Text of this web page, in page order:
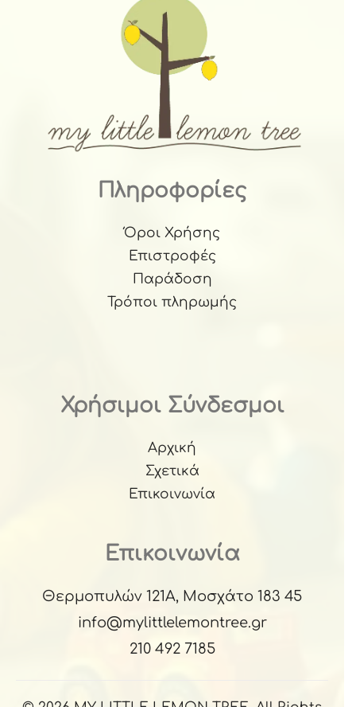
Πληροφορίες
Όροι Χρήσης
Επιστροφές
Παράδοση
Τρόποι πληρωμής
Χρήσιμοι Σύνδεσμοι
Αρχική
Σχετικά
Επικοινωνία
Επικοινωνία
Θερμοπυλών 121Α, Μοσχάτο 183 45
info@mylittlelemontree.gr
210 492 7185